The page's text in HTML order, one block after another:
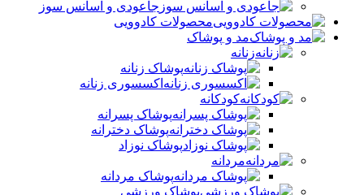
جاعودی و اسانس سوز
محصولات کادوویی
مد و پوشاک
زنانه
پوشاک زنانه
اکسسوری زنانه
کودکانه
پوشاک پسرانه
پوشاک دخترانه
پوشاک نوزاد
مردانه
پوشاک مردانه
پوشاک ورزشی